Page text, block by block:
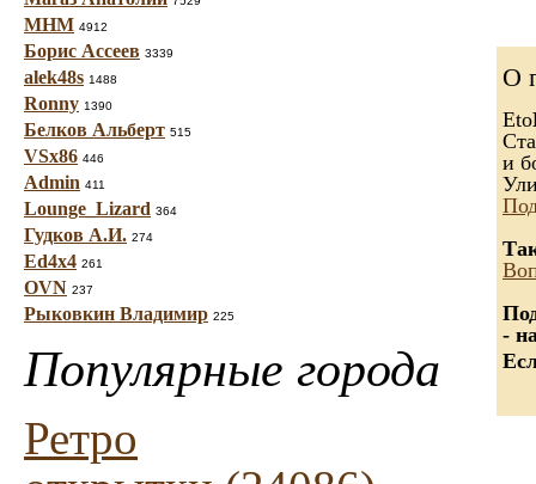
МНМ 4912
Борис Ассеев 3339
alek48s 1488
Ronny 1390
Белков Альберт 515
VSx86 446
Admin 411
Lounge_Lizard 364
Гудков А.И. 274
Ed4x4 261
OVN 237
Рыковкин Владимир 225
Популярные города
Ретро
О
Eto
и
-